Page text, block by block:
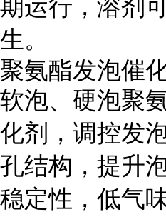
期运行，溶剂
生。
聚氨酯发泡催
软泡、硬泡聚
化剂，调控发
孔结构，提升
稳定性，低气